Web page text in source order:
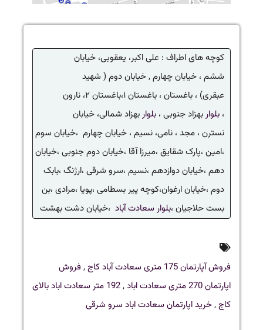
کوچه های اطراف : علی اکبر، یعقوبی، خیابان
ششم ، خیابان چهارم , خیابان دوم ( شهید
عبقری) ، باغستان ، باغستان ۱،باغستان ۲، نارون
، بلواربهزاد جنوبی ، بلواربهزاد شمالی، خیابان
نسترن ، مجد ، نامی، نسیم ، خیابان چهارم ،خیابان سوم
،امین ،پارک شقایق ،میرزا آقا ،خیابان دوم جنوبی ،خیابان
دهم ،خیابان دوازدهم ،نسیم ،سرو شرقی ،ارژنگ ،بابک
دوم ،خیابان ارغوان،کوچه پیر بسطامی ،پویا ،مرادی ،بن
بست حلاجیان ،بلوار سعادت آباد ،خیابان دشت بهشت
فروش آپارتمان 175 متری سعادت آباد کاج ,فروش
اپارتمان 270 متری سعادت اباد
,
192 متر سعادت اباد بالای
کاج,خرید اپارتمان سعادت اباد سرو شرقی